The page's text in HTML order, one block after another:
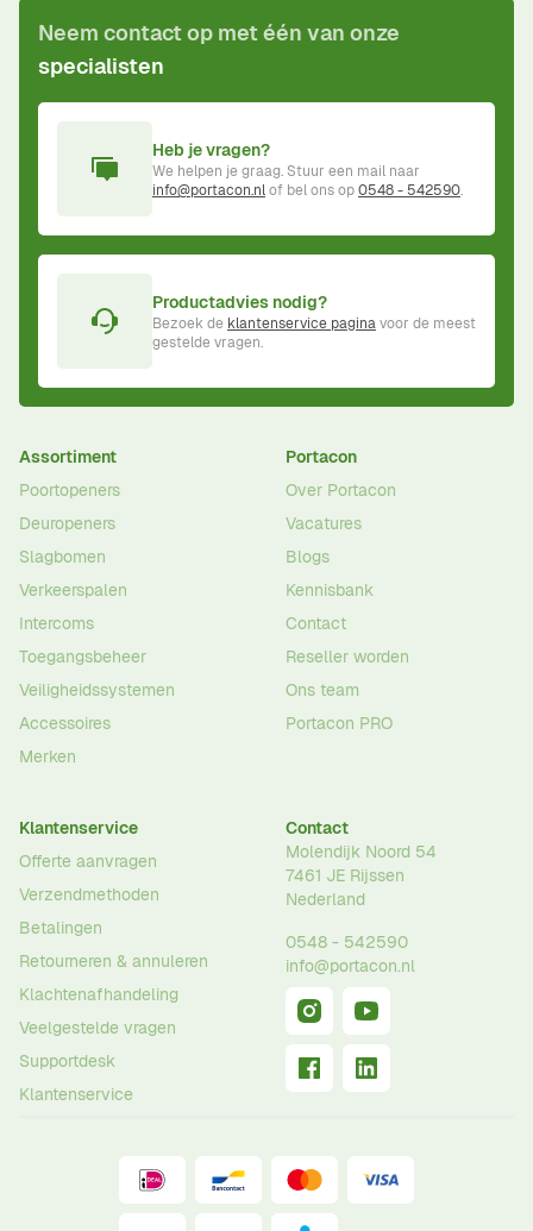
Neem contact op met één van onze
specialisten
Heb je vragen?
We helpen je graag. Stuur een mail naar
info@portacon.nlof bel ons op0548 - 542590.
Productadvies nodig?
Bezoek de klantenservice paginavoor de meest
gestelde vragen.
Assortiment
Poortopeners
Deuropeners
Slagbomen
Verkeerspalen
Intercoms
Toegangsbeheer
Veiligheidssystemen
Accessoires
Merken
Portacon
Over Portacon
Vacatures
Blogs
Kennisbank
Contact
Reseller worden
Ons team
Portacon PRO
Klantenservice
Offerte aanvragen
Verzendmethoden
Betalingen
Retourneren & annuleren
Klachtenafhandeling
Veelgestelde vragen
Supportdesk
Klantenservice
Contact
Molendijk Noord 54
7461 JE Rijssen
Nederland
0548 - 542590
info@portacon.nl